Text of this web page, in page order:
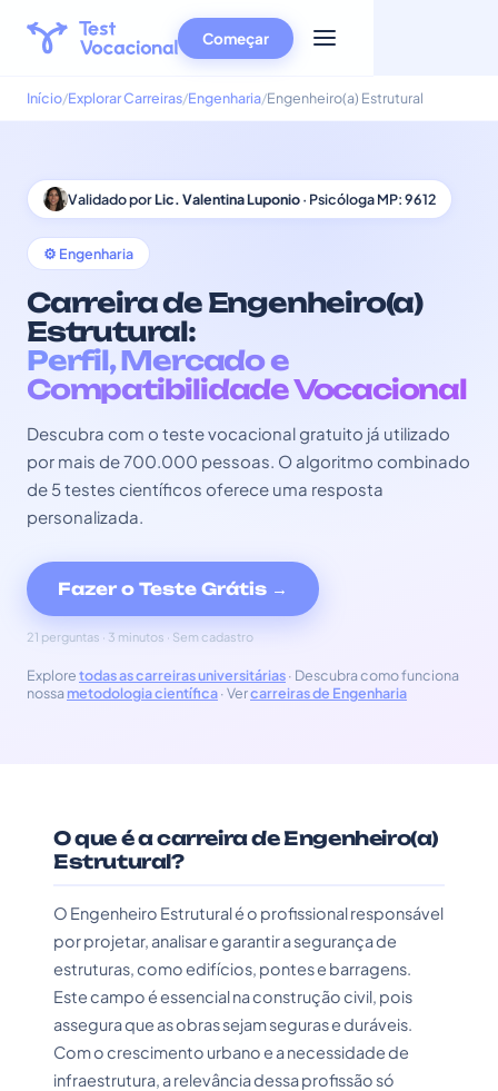
Começar
Início Explorar Carreiras Engenharia Engenheiro(a) Estrutural
Validado porLic. Valentina Luponio· Psicóloga MP: 9612
⚙️ Engenharia
Carreira de Engenheiro(a)
Estrutural:
Perfil, Mercado e
Compatibilidade Vocacional
Descubra com o teste vocacional gratuito já utilizado
por mais de 700.000 pessoas. O algoritmo combinado
de 5 testes científicos oferece uma resposta
personalizada.
Fazer o Teste Grátis →
21 perguntas · 3 minutos · Sem cadastro
Exploretodas as carreiras universitárias· Descubra como funciona
nossa metodologia científica· Vercarreiras de Engenharia
O que é a carreira de Engenheiro(a)
Estrutural?
O Engenheiro Estrutural é o profissional responsável
por projetar, analisar e garantir a segurança de
estruturas, como edifícios, pontes e barragens.
Este campo é essencial na construção civil, pois
assegura que as obras sejam seguras e duráveis.
Com o crescimento urbano e a necessidade de
infraestrutura, a relevância dessa profissão só